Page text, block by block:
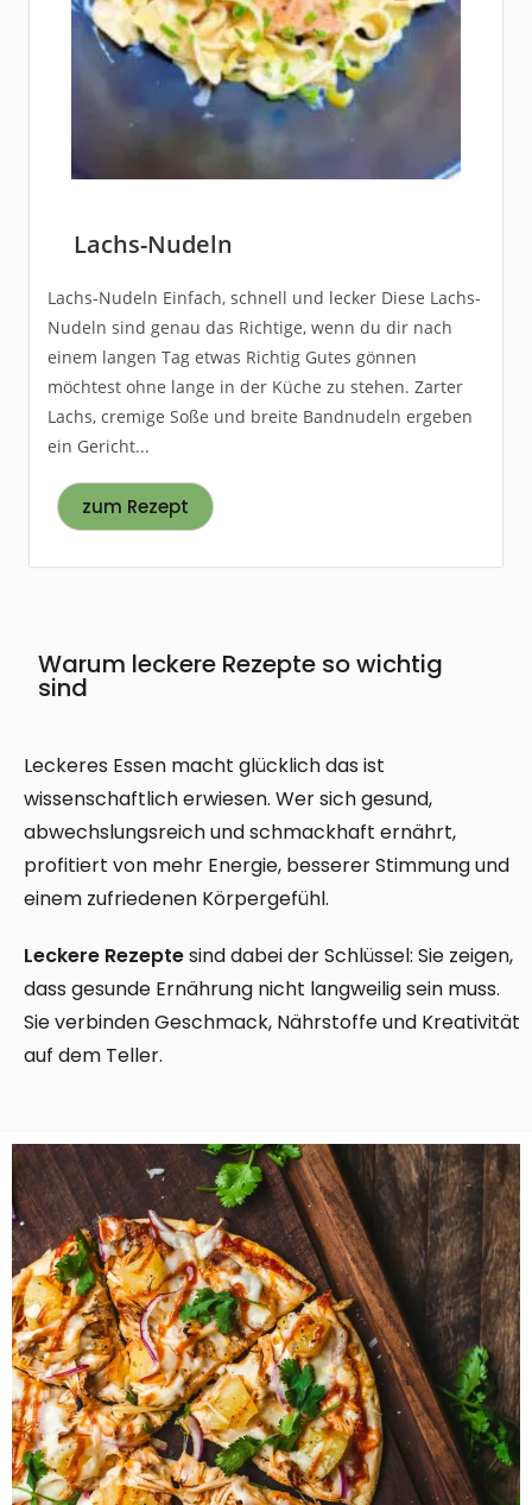
Lachs-Nudeln
Lachs-Nudeln Einfach, schnell und lecker Diese Lachs-
Nudeln sind genau das Richtige, wenn du dir nach
einem langen Tag etwas Richtig Gutes gönnen
möchtest ohne lange in der Küche zu stehen. Zarter
Lachs, cremige Soße und breite Bandnudeln ergeben
ein Gericht...
zum Rezept
Warum leckere Rezepte so wichtig
sind
Leckeres Essen macht glücklich das ist
wissenschaftlich erwiesen. Wer sich gesund,
abwechslungsreich und schmackhaft ernährt,
profitiert von mehr Energie, besserer Stimmung und
einem zufriedenen Körpergefühl.
Leckere Rezeptesind dabei der Schlüssel: Sie zeigen,
dass gesunde Ernährung nicht langweilig sein muss.
Sie verbinden Geschmack, Nährstoffe und Kreativität
auf dem Teller.